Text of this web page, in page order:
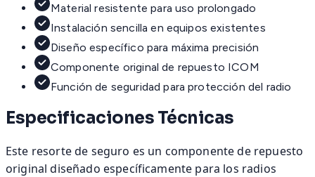
Material resistente para uso prolongado
Instalación sencilla en equipos existentes
Diseño específico para máxima precisión
Componente original de repuesto ICOM
Función de seguridad para protección del radio
Especificaciones Técnicas
Este resorte de seguro es un componente de repuesto
original diseñado específicamente para los radios